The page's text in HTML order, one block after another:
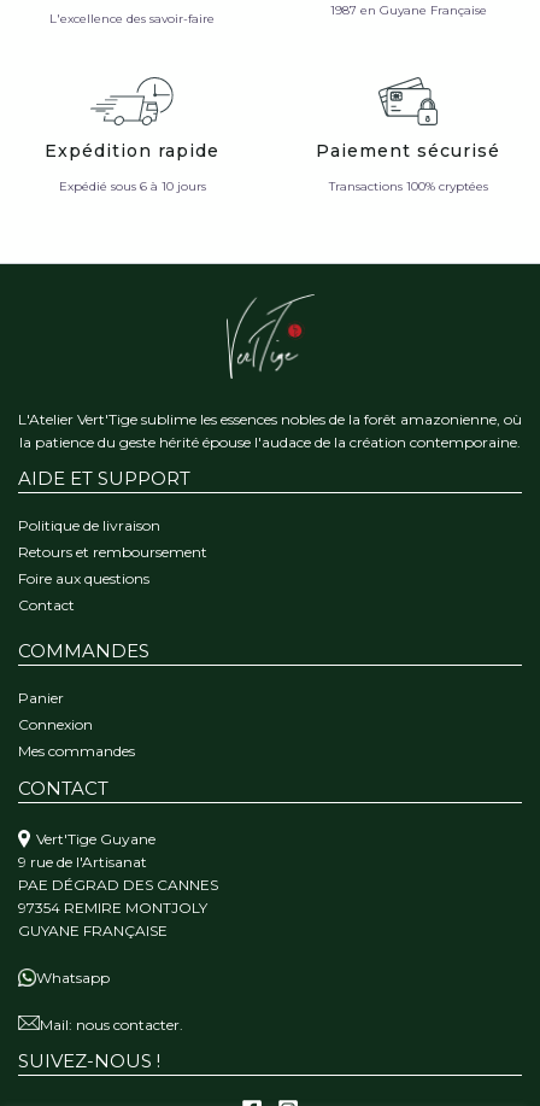
L'excellence des savoir-faire
1987 en Guyane Française
Expédition rapide
Expédié sous 6 à 10 jours
Paiement sécurisé
Transactions 100% cryptées
L'Atelier Vert'Tige sublime les essences nobles de la forêt amazonienne, où
la patience du geste hérité épouse l'audace de la création contemporaine.
AIDE ET SUPPORT
Politique de livraison
Retours et remboursement
Foire aux questions
Contact
COMMANDES
Panier
Connexion
Mes commandes
CONTACT
Vert'Tige Guyane
9 rue de l'Artisanat
PAE DÉGRAD DES CANNES
97354 REMIRE MONTJOLY
GUYANE FRANÇAISE
Whatsapp
Mail: nous contacter.
SUIVEZ-NOUS !